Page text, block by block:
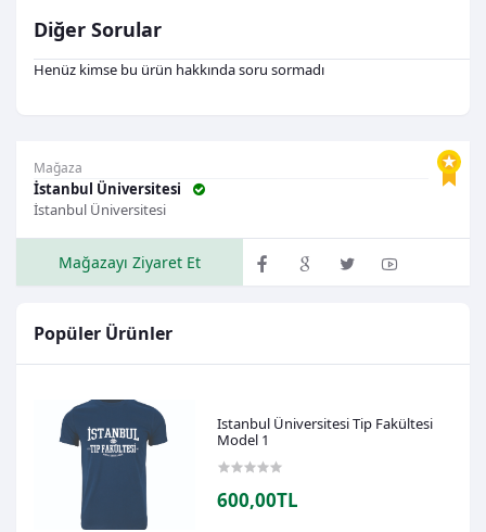
Mağaza
İstanbul Üniversitesi
İstanbul Üniversitesi
Mağazayı Ziyaret Et
Popüler Ürünler
Istanbul Üniversitesi Tip Fakültesi
Model 1
600,00TL
Diğer Sorular
Henüz kimse bu ürün hakkında soru sormadı